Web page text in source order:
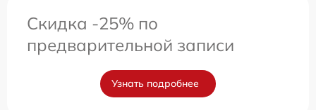
Скидка -25% по
предварительной записи
Узнать подробнее